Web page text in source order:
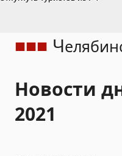
Ч
Новости
2021